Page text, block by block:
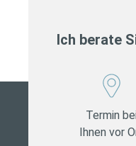
Ich berate
Termin
Ihnen vor